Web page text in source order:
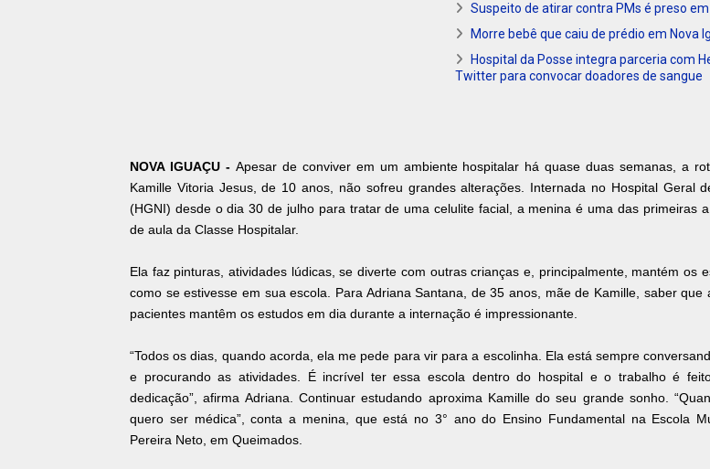
Suspeito de atirar contra PMs é preso
Morre bebê que caiu de prédio em Nova
Hospital da Posse integra parceria com
Twitter para convocar doadores de sangue
NOVA IGUAÇU - Apesar de conviver em um ambiente hospitalar há quase duas semanas, a
Kamille Vitoria Jesus, de 10 anos, não sofreu grandes alterações. Internada no Hospital Geral
(HGNI) desde o dia 30 de julho para tratar de uma celulite facial, a menina é uma das primeiras
de aula da Classe Hospitalar.
Ela faz pinturas, atividades lúdicas, se diverte com outras crianças e, principalmente, mantém os
como se estivesse em sua escola. Para Adriana Santana, de 35 anos, mãe de Kamille, saber que
pacientes mantêm os estudos em dia durante a internação é impressionante.
“Todos os dias, quando acorda, ela me pede para vir para a escolinha. Ela está sempre
e procurando as atividades. É incrível ter essa escola dentro do hospital e o trabalho é
dedicação”, afirma Adriana. Continuar estudando aproxima Kamille do seu grande sonho.
quero ser médica”, conta a menina, que está no 3° ano do Ensino Fundamental na Escola
Pereira Neto, em Queimados.